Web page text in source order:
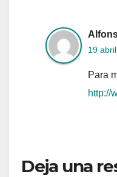
19
Para
http://
Deja una